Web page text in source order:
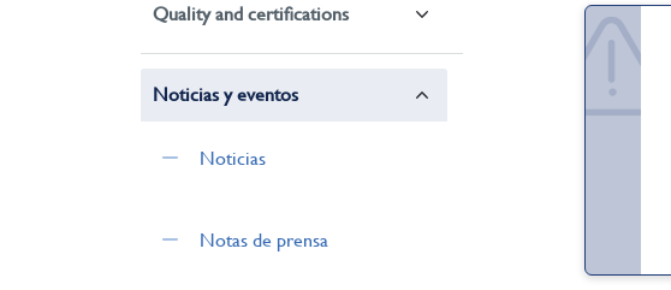
Quality and certifications
Noticias y eventos
Noticias
Notas de prensa